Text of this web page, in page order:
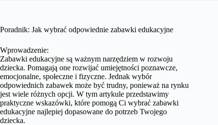
Poradnik: Jak wybrać odpowiednie zabawki edukacyjne
Wprowadzenie:
Zabawki edukacyjne są ważnym narzędziem w rozwoju
dziecka. Pomagają one rozwijać umiejętności poznawcze,
emocjonalne, społeczne i fizyczne. Jednak wybór
odpowiednich zabawek może być trudny, ponieważ na rynku
jest wiele różnych opcji. W tym artykule przedstawimy
praktyczne wskazówki, które pomogą Ci wybrać zabawki
edukacyjne najlepiej dopasowane do potrzeb Twojego
dziecka.